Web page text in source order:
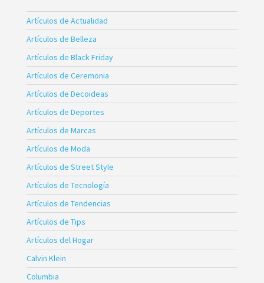
Artículos de Actualidad
Artículos de Belleza
Artículos de Black Friday
Artículos de Ceremonia
Artículos de Decoideas
Artículos de Deportes
Artículos de Marcas
Artículos de Moda
Artículos de Street Style
Artículos de Tecnología
Artículos de Tendencias
Artículos de Tips
Artículos del Hogar
Calvin Klein
Columbia